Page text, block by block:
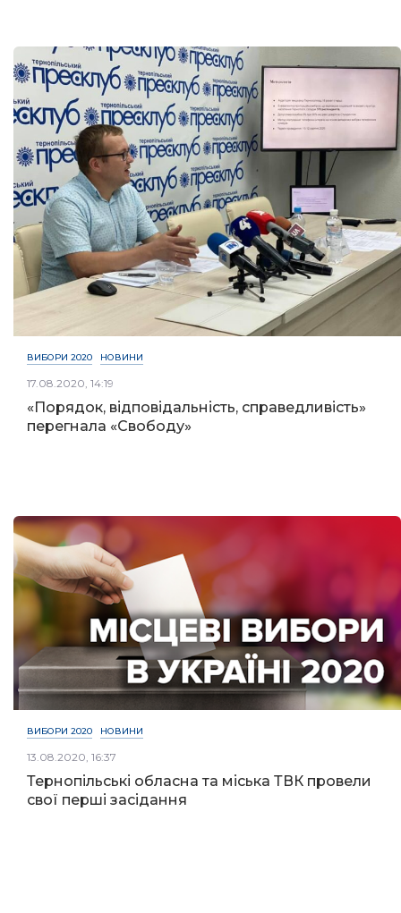
ВИБОРИ 2020 НОВИНИ
17.08.2020, 14:19
«Порядок, відповідальність, справедливість»
перегнала «Свободу»
ВИБОРИ 2020 НОВИНИ
13.08.2020, 16:37
Тернопільські обласна та міська ТВК провели
свої перші засідання